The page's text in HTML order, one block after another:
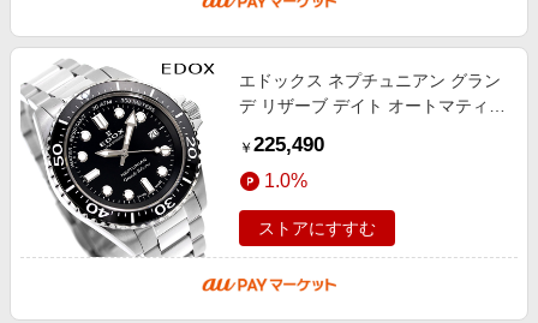
エドックス ネプチュニアン グラン
デ リザーブ デイト オートマティッ
80801-3NM-NIN アナログ ブラック
￥ 225,490
1.0%
ストアにすすむ